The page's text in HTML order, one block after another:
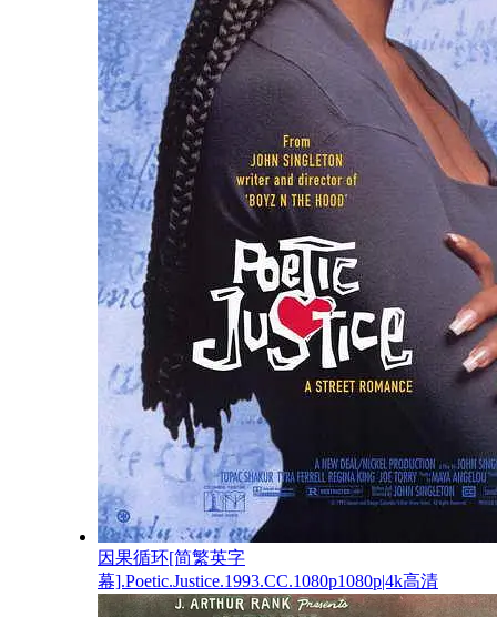
因果循环[简繁英字
幕].Poetic.Justice.1993.CC.1080p1080p|4k高清